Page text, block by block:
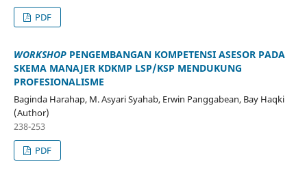
PDF
WORKSHOPPENGEMBANGAN KOMPETENSI ASESOR PADA
SKEMA MANAJER KDKMP LSP/KSP MENDUKUNG
PROFESIONALISME
Baginda Harahap, M. Asyari Syahab, Erwin Panggabean, Bay Haqki
(Author)
238-253
PDF